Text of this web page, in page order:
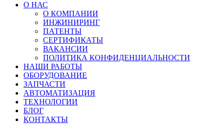
О НАС
О КОМПАНИИ
ИНЖИНИРИНГ
ПАТЕНТЫ
СЕРТИФИКАТЫ
ВАКАНСИИ
ПОЛИТИКА КОНФИДЕНЦИАЛЬНОСТИ
НАШИ РАБОТЫ
ОБОРУДОВАНИЕ
ЗАПЧАСТИ
АВТОМАТИЗАЦИЯ
ТЕХНОЛОГИИ
БЛОГ
КОНТАКТЫ